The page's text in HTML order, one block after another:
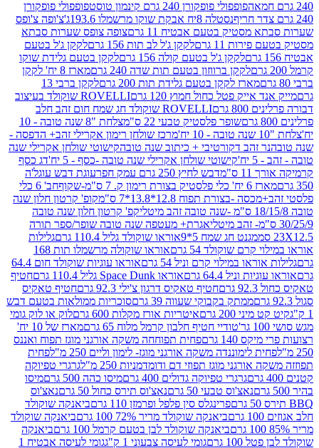
פופפולי פופקורן 240 גרם קינמון טוסט
פופפולי פופקורן
נסטלה 8יח אבקת שוקו מרשמלו 193.6ג'
צ'ופה צ'ופס
מסטיק בטעם אבטיח 11 גרם
צופה צופס שערות סבתא
11 גרם
לקקן ג'ל לב תות 156 גרם
לקקן ג'ל בטעם
לקקן ג'ל בטעם קולה 156 גרם
לקקן בטעם גלידת שוקו
לקקן ברווזון בטעם תות שדה 240 גרם
מארז 8 יח' לקקן
מארז לקקן בטעם גלידת תות 200 גרם
לקקן ברבי 13
אייק פטל כחול חמוץ 120 גרם
ROVELLI שוקולד בעיצוב
גרם
ROVELLI שוקולד חג שמח חום זהב חלב
שופר פלסטיק טבעי 22 ס"מ
צלחת "8 שנה טובה - 10
מרכז שולחן רימון אקרילי זהב+ הדפסה -
זהב דקורטיבי + כיתוב שנה טובהקישוטי שולחן אקרילי שנה
קישוטי שולחן אקרילי שנה טובה -כסף - 5 יח'
דג כסף
ס"מ
דבש לחיץ 250 גרם עמק חפר
עוגת דבש עוגל'ה
בצורת רימון ק. 7 ס"מ-שקוף
חב' 6 כלי
-בצורת תפוח 12.8*13.8*7 ס"מ
קופ' קרטון חלון שנה
קפ' קרטון חלון שנה טובה
אגרת+ מעטפה שנה טובה שופר/ספר תורה
מגנט חג שמח 5*9
אוראו שוקולד גליל 110.4 גרם
גלילות
קרם שוקולד 54 גרם
אוראו שוקולה מרשמלו תות 168
במילוי קרם וניל 54 גרם
אוראו עוגיות שוקולד חום 64.4
וניל 64.4 גרם
אוראו Space Dunk גליל 110.4 גרם
חטיף
חטיף טאקיס דרגון צ'ילי 92.3 גרם
חטיף טאקיס
ממתק בקבוקי שעווה 39 גרם
סוכריות ממולאות בטעם דבש
200 גרם
איטריות אורז מקלות 600 גרם
לוק או לוק גומי
טודיי חטיף חלבון קרמל מלוח 65 גרם
מארז של 10 יח'
140 גרם
פחית תפוחחה משקה אורגני מוגז תפוח ואננס
לימוננדה משקה אורגני מוגז- לימון וליים 250 מ"ל
פחית
מוגז תפוזי דם ודומדמניות 250 מ"ל
גרגרי טפיוקה
גרגרי טפיוקה גדולים 400 גרם
מיסו כהה 500 גרם
מיסו
נאצ'וס טבעי 50 גרם
נאצ'וס תירס כחול 50 גרם
נאצ'וס
פרינגלס סין פלפל ופרמזן 110 גרם
ביאנקה שוקולד
ביאנקה שוקולד מריר 72% 100 גרם
ביאנקה שוקולד
ביאנקה שוקולד לבן בטעם קרמל 100 גרם
ביאנקה
גרם
גומי לעיסה צבעוני 1 ק"ג גומי לעיסה אבטיח 1